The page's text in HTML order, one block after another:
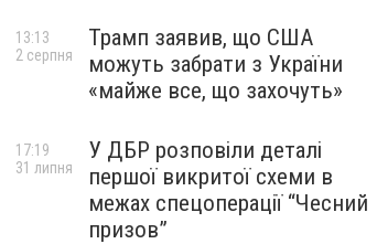
Трамп заявив, що США
можуть забрати з України
«майже все, що захочуть»
13:13
2 серпня
У ДБР розповіли деталі
першої викритої схеми в
межах спецоперації “Чесний
призов”
17:19
31 липня